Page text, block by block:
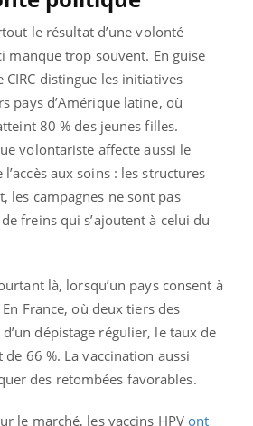
le résultat d’une volonté
manque trop souvent. En guise
CIRC distingue les initiatives
pays d’Amérique latine, où
80 % des jeunes filles.
volontariste affecte aussi le
aux soins : les structures
les campagnes ne sont pas
freins qui s’ajoutent à celui du
là, lorsqu’un pays consent à
France, où deux tiers des
dépistage régulier, le taux de
66 %. La vaccination aussi
des retombées favorables.
le marché, les vaccins HPV ont